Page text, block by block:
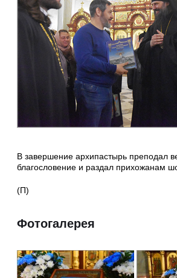
В завершение архипастырь преподал
благословение и раздал прихожанам
(П)
Фотогалерея